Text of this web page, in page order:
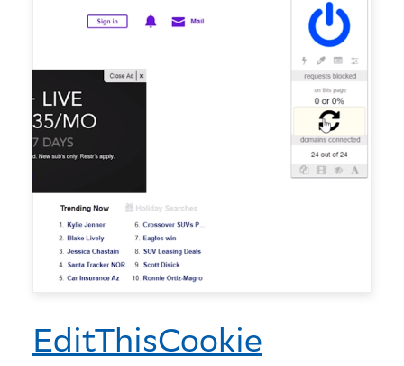
EditThisCookie